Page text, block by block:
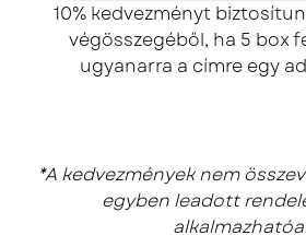
10% kedvezményt
végösszegéből, ha 5 box
ugyanarra a címre egy
*A kedvezmények nem
egyben leadott